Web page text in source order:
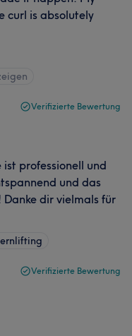
curl is absolutely
Verifizierte Bewertung
ist professionell und
und das
dir vielmals für
Verifizierte Bewertung